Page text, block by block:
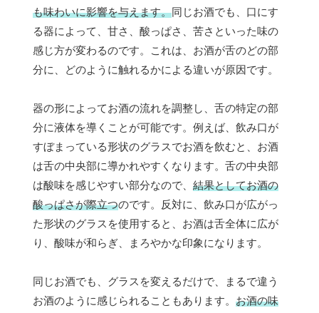
も味わいに影響を与えます。同じお酒でも、口にす
る器によって、甘さ、酸っぱさ、苦さといった味の
感じ方が変わるのです。これは、お酒が舌のどの部
分に、どのように触れるかによる違いが原因です。
器の形によってお酒の流れを調整し、舌の特定の部
分に液体を導くことが可能です。例えば、飲み口が
すぼまっている形状のグラスでお酒を飲むと、お酒
は舌の中央部に導かれやすくなります。舌の中央部
は酸味を感じやすい部分なので、 結果としてお酒の
酸っぱさが際立つのです。反対に、飲み口が広がっ
た形状のグラスを使用すると、お酒は舌全体に広が
り、酸味が和らぎ、まろやかな印象になります。
同じお酒でも、グラスを変えるだけで、まるで違う
お酒のように感じられることもあります。 お酒の味